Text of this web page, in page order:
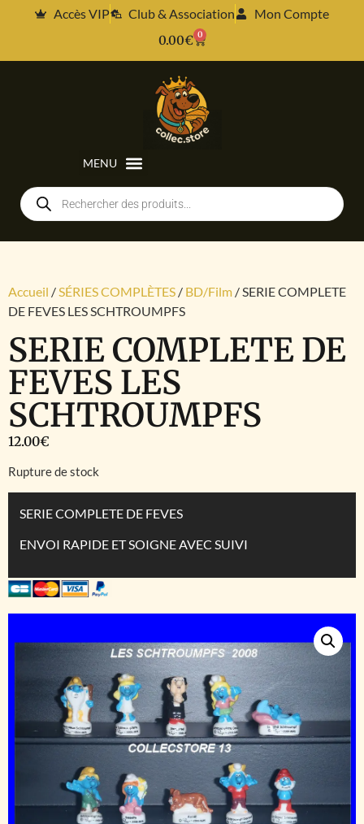
Accès VIP Club & Association
Mon Compte
0.00€ 0
Accueil /SÉRIES COMPLÈTES / BD/Film / SERIE COMPLETE
DE FEVES LES SCHTROUMPFS
SERIE COMPLETE DE
FEVES LES
SCHTROUMPFS
12.00€
Rupture de stock
SERIE COMPLETE DE FEVES
ENVOI RAPIDE ET SOIGNE AVEC SUIVI